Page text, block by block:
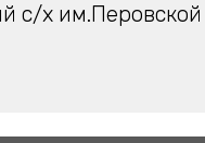
с/х им.Перовской